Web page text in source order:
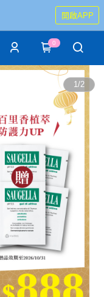
開啟APP
0
1/2